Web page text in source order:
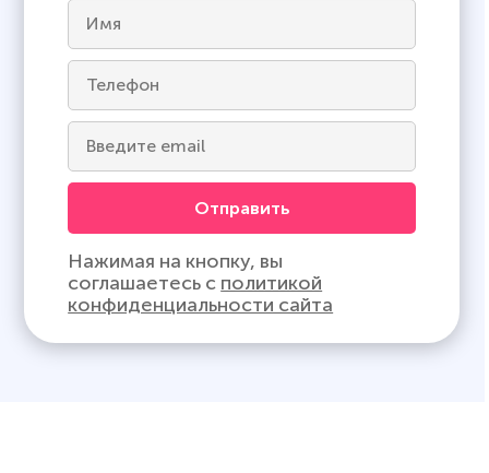
Отправить
Нажимая на кнопку, вы
соглашаетесь с политикой
конфиденциальности сайта